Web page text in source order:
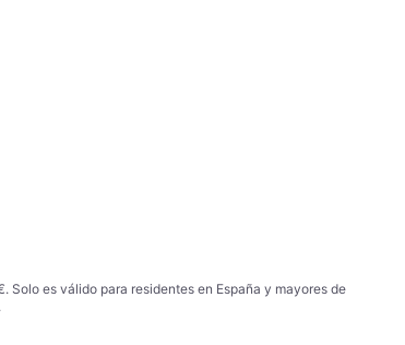
Solo es válido para residentes en España y mayores de